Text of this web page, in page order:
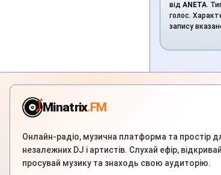
від ANETA.
голос.
запису
Minatrix.FM
Онлайн-радіо, музична платформа та простір
незалежних DJ і артистів. Слухай ефір,
просувай музику та знаходь свою аудиторію.